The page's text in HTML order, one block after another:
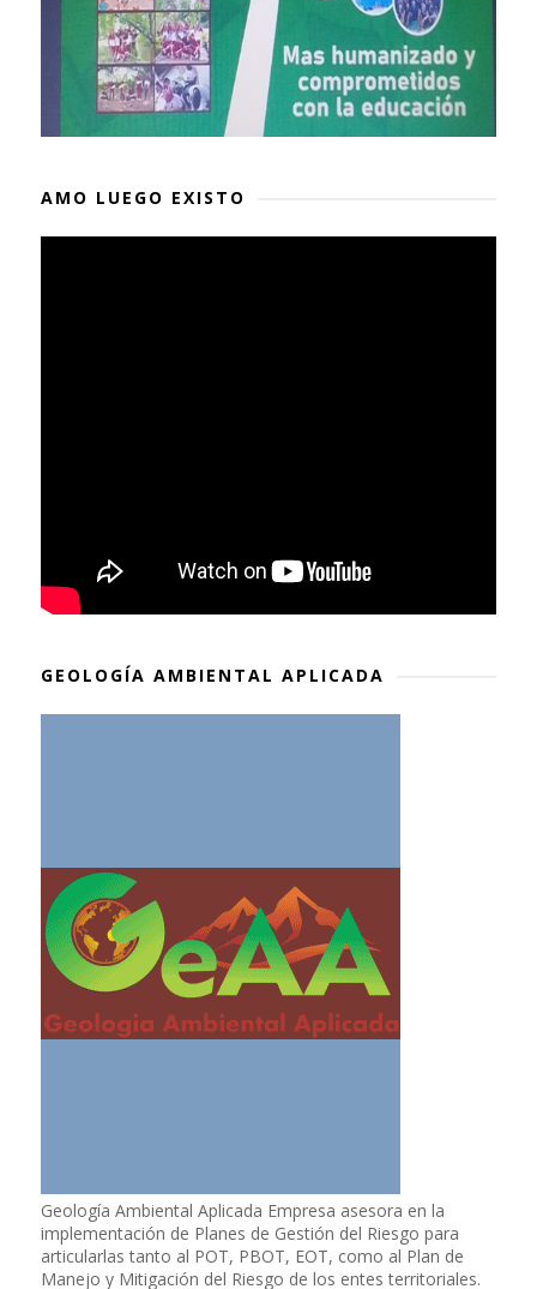
AMO LUEGO EXISTO
GEOLOGÍA AMBIENTAL APLICADA
Geología Ambiental Aplicada Empresa asesora en la
implementación de Planes de Gestión del Riesgo para
articularlas tanto al POT, PBOT, EOT, como al Plan de
Manejo y Mitigación del Riesgo de los entes territoriales.